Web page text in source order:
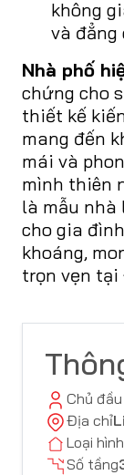
không
và đẳng
Nhà phố
chứng cho
thiết kế
mang đến
mái và
mình thiên
là mẫu
cho gia
khoáng,
trọn vẹn tại
Chủ
Địa chỉ
Loại hình
Số tầng